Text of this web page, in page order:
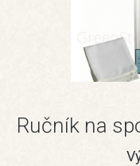
Ručník na